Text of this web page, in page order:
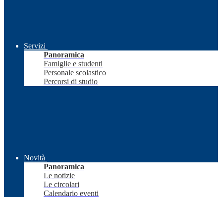
Servizi
Panoramica
Famiglie e studenti
Personale scolastico
Percorsi di studio
Novità
Panoramica
Le notizie
Le circolari
Calendario eventi